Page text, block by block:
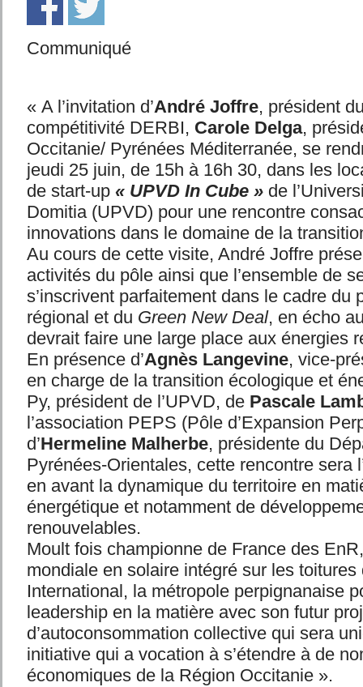
Communiqué
« A l’invitation d’André Joffre, président
compétitivité DERBI, Carole Delga,
Occitanie/ Pyrénées Méditerranée, se
jeudi 25 juin, de 15h à 16h 30, dans les
de start-up« UPVD In Cube »de
Domitia (UPVD) pour une rencontre
innovations dans le domaine de la
Au cours de cette visite, André Joffre
activités du pôle ainsi que l’ensemble de
s’inscrivent parfaitement dans le cadre du
régional et du Green New Deal, en écho
devrait faire une large place aux énergies
En présence d’Agnès Langevine, vice-
en charge de la transition écologique et
Py, président de l’UPVD, dePascale
l’association PEPS (Pôle d’Expansion
d’Hermeline Malherbe, présidente du
Pyrénées-Orientales, cette rencontre sera
en avant la dynamique du territoire en
énergétique et notamment de
renouvelables.
Moult fois championne de France des
mondiale en solaire intégré sur les
International, la métropole perpignanaise
leadership en la matière avec son futur
d’autoconsommation collective qui sera
initiative qui a vocation à s’étendre à de
économiques de la Région Occitanie ».